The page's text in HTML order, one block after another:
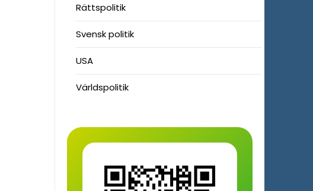
Rättspolitik
Svensk politik
USA
Världspolitik